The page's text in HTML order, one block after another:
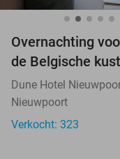
Overnachting
de Belgische kust
Dune Hotel
Nieuwpoort
Verkocht: 323